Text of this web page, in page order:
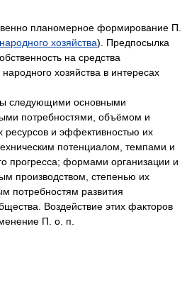
планомерное формирование П.
хозяйства). Предпосылка
на средства
хозяйства в интересах
основными
потребностями, объёмом и
ресурсов и эффективностью их
потенциалом, темпами и
прогресса; формами организации и
производством, степенью их
потребностям развития
Воздействие этих факторов
П. о. п.